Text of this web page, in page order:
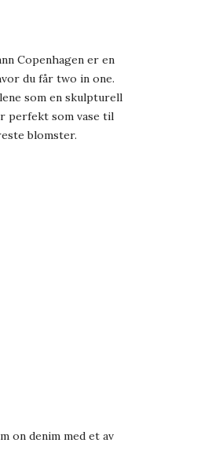
Copenhagen er en
du får two in one.
som en skulpturell
perfekt som vase til
blomster.
on denim med et av